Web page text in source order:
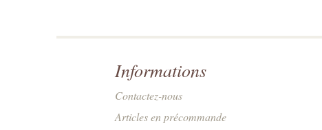
Informations
Contactez-nous
Articles en précommande